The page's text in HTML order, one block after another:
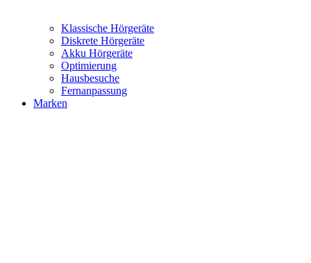
Klassische Hörgeräte
Diskrete Hörgeräte
Akku Hörgeräte
Optimierung
Hausbesuche
Fernanpassung
Marken